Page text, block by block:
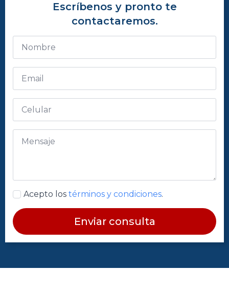
Escríbenos y pronto te
contactaremos.
Acepto los términos y condiciones.
Enviar consulta